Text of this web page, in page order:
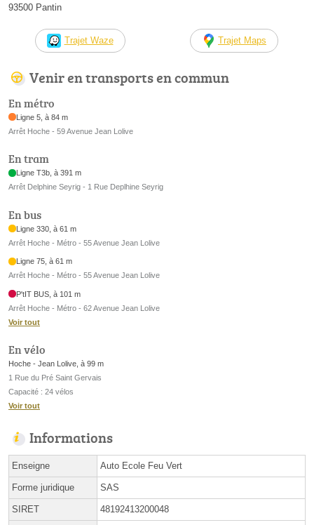
93500 Pantin
Trajet Waze Trajet Maps
Venir en transports en commun
En métro
Ligne 5, à 84 m
Arrêt Hoche - 59 Avenue Jean Lolive
En tram
Ligne T3b, à 391 m
Arrêt Delphine Seyrig - 1 Rue Deplhine Seyrig
En bus
Ligne 330, à 61 m
Arrêt Hoche - Métro - 55 Avenue Jean Lolive
Ligne 75, à 61 m
Arrêt Hoche - Métro - 55 Avenue Jean Lolive
P'tIT BUS, à 101 m
Arrêt Hoche - Métro - 62 Avenue Jean Lolive
Voir tout
En vélo
Hoche - Jean Lolive, à 99 m
1 Rue du Pré Saint Gervais
Capacité : 24 vélos
Voir tout
Informations
Enseigne Auto Ecole Feu Vert
Forme juridique SAS
SIRET 48192413200048